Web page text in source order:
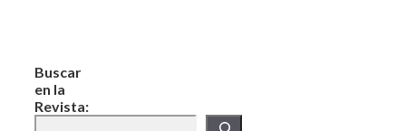
Buscar
en la
Revista: